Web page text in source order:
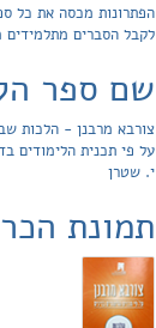
לקבל הסברים מתלמידים
שם ספר
צורבא מרבנן - הלכות
על פי תכנית הלימודים
י. שטרן
תמונת